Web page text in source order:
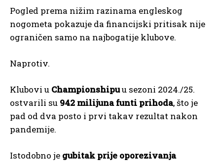
Pogled prema nižim razinama engleskog
nogometa pokazuje da financijski pritisak nije
ograničen samo na najbogatije klubove.
Naprotiv.
Klubovi u Championshipuu sezoni 2024./25.
ostvarili su 942 milijuna funti prihoda, što je
pad od dva posto i prvi takav rezultat nakon
pandemije.
Istodobno je gubitak prije oporezivanja